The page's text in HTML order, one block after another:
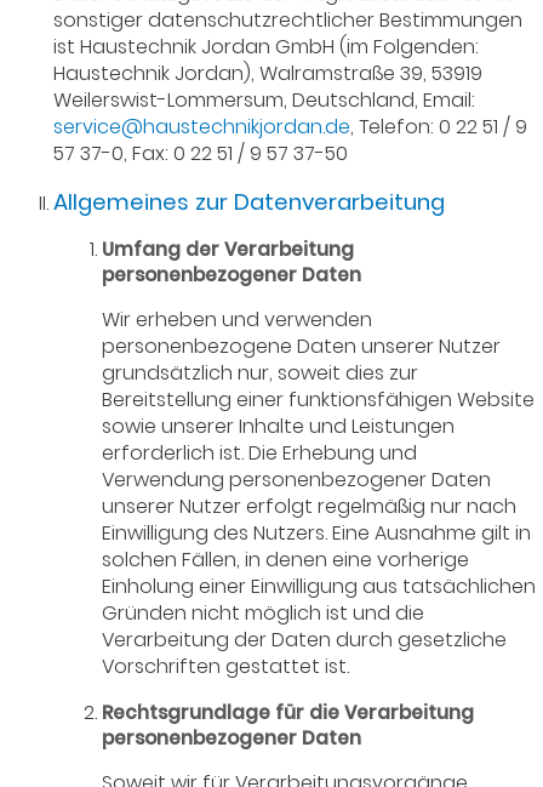
sonstiger datenschutzrechtlicher Bestimmungen
ist Haustechnik Jordan GmbH (im Folgenden:
Haustechnik Jordan), Walramstraße 39, 53919
Weilerswist-Lommersum, Deutschland, Email:
service@haustechnikjordan.de, Telefon: 0 22 51 / 9
57 37-0, Fax: 0 22 51 / 9 57 37-50
Allgemeines zur Datenverarbeitung
Umfang der Verarbeitung
personenbezogener Daten
Wir erheben und verwenden
personenbezogene Daten unserer Nutzer
grundsätzlich nur, soweit dies zur
Bereitstellung einer funktionsfähigen Website
sowie unserer Inhalte und Leistungen
erforderlich ist. Die Erhebung und
Verwendung personenbezogener Daten
unserer Nutzer erfolgt regelmäßig nur nach
Einwilligung des Nutzers. Eine Ausnahme gilt in
solchen Fällen, in denen eine vorherige
Einholung einer Einwilligung aus tatsächlichen
Gründen nicht möglich ist und die
Verarbeitung der Daten durch gesetzliche
Vorschriften gestattet ist.
Rechtsgrundlage für die Verarbeitung
personenbezogener Daten